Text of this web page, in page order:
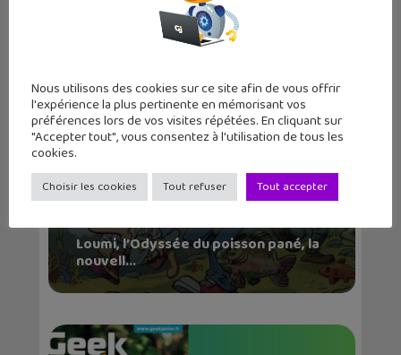
Loumi, l’Odyssée du poisson pané, la
nouvell...
Nous utilisons des cookies sur ce site afin de vous offrir
l'expérience la plus pertinente en mémorisant vos
préférences lors de vos visites répétées. En cliquant sur
"Accepter tout", vous consentez à l'utilisation de tous les
cookies.
Choisir les cookies Tout refuser Tout accepter